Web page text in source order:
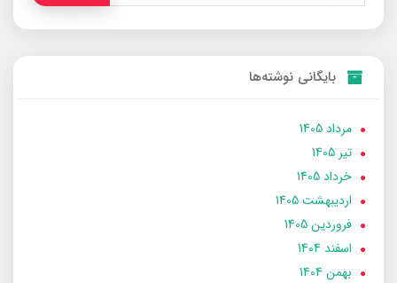
بایگانی نوشته‌ها
مرداد 1405
تير 1405
خرداد 1405
ارديبهشت 1405
فروردین 1405
اسفند 1404
بهمن 1404